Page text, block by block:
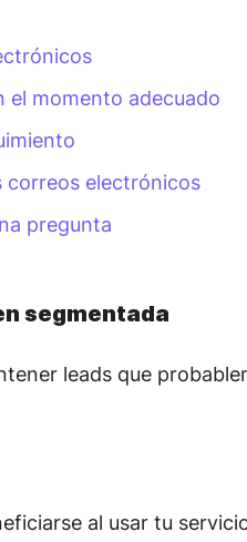
el momento adecuado
correos electrónicos
pregunta
segmentada
leads que
al usar tu